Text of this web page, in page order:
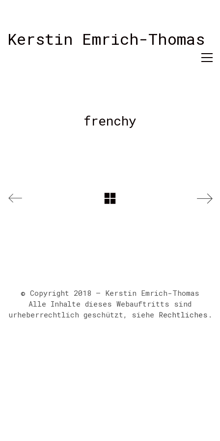
Kerstin Emrich-Thomas
frenchy
© Copyright 2018 – Kerstin Emrich-Thomas
Alle Inhalte dieses Webauftritts sind
urheberrechtlich geschützt, siehe Rechtliches .